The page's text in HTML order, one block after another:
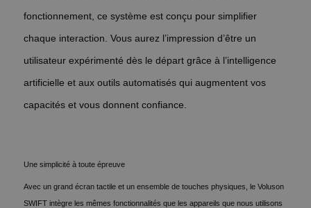
fonctionnement, ce système est conçu pour simplifier
chaque interaction. Vous aurez l’impression d’être un
utilisateur expérimenté dès le départ grâce à l’intelligence
artificielle et aux outils automatisés qui augmentent vos
capacités et vous donnent confiance.
Une simplicité à toute épreuve
Avec un grand écran tactile et un ensemble de touches physiques, le Voluson
SWIFT intègre les mêmes fonctionnalités que les appareils que nous utilisons